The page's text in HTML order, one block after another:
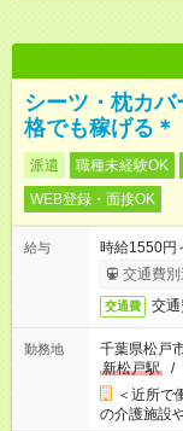
シーツ・枕カ
格でも稼げる＊
派遣 職種未経験OK
WEB登録・面接OK
給与
時給1550
交通費別
交通費 交
勤務地
千葉県松戸
新松戸駅
/
＜近所で
の介護施設